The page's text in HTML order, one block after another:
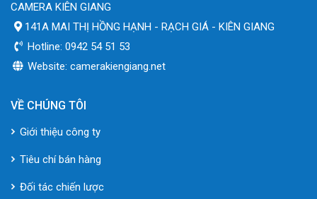
CAMERA KIÊN GIANG
141A MAI THỊ HỒNG HẠNH - RẠCH GIÁ - KIÊN GIANG
Hotline: 0942 54 51 53
Website: camerakiengiang.net
VỀ CHÚNG TÔI
Giới thiệu công ty
Tiêu chí bán hàng
Đối tác chiến lược